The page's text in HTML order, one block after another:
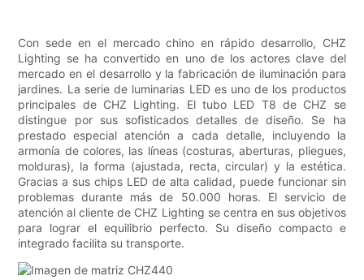
Con sede en el mercado chino en rápido desarrollo, CHZ
Lighting se ha convertido en uno de los actores clave del
mercado en el desarrollo y la fabricación de iluminación para
jardines. La serie de luminarias LED es uno de los productos
principales de CHZ Lighting. El tubo LED T8 de CHZ se
distingue por sus sofisticados detalles de diseño. Se ha
prestado especial atención a cada detalle, incluyendo la
armonía de colores, las líneas (costuras, aberturas, pliegues,
molduras), la forma (ajustada, recta, circular) y la estética.
Gracias a sus chips LED de alta calidad, puede funcionar sin
problemas durante más de 50.000 horas. El servicio de
atención al cliente de CHZ Lighting se centra en sus objetivos
para lograr el equilibrio perfecto. Su diseño compacto e
integrado facilita su transporte.